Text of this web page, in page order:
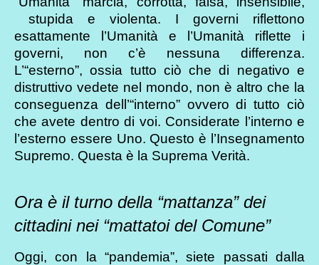
stupida e violenta. I governi riflettono
esattamente l’Umanità e l’Umanità riflette i
governi, non c’è nessuna differenza.
L’“esterno”, ossia tutto ciò che di negativo e
distruttivo vedete nel mondo, non è altro che la
conseguenza dell’“interno” ovvero di tutto ciò
che avete dentro di voi. Considerate l’interno e
l’esterno essere Uno. Questo è l’Insegnamento
Supremo. Questa è la Suprema Verità.
Ora è il turno della “mattanza” dei
cittadini nei “mattatoi del Comune”
Oggi, con la “pandemia”, siete passati dalla